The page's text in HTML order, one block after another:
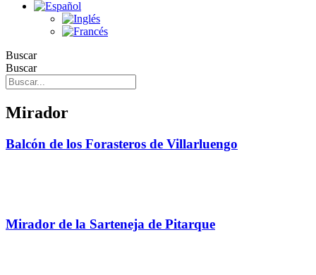
Buscar
Buscar
Mirador
Balcón de los Forasteros de Villarluengo
Mirador de la Sarteneja de Pitarque